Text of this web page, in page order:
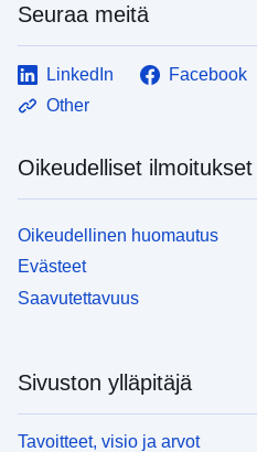
Seuraa meitä
LinkedIn Facebook
Other
Oikeudelliset ilmoitukset
Oikeudellinen huomautus
Evästeet
Saavutettavuus
Sivuston ylläpitäjä
Tavoitteet, visio ja arvot